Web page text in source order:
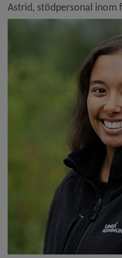
Astrid, stödpersonal inom